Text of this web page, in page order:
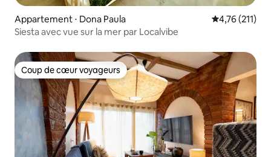
Appartement ⋅ Dona Paula Évaluation
4,76 (211)
Siesta avec vue sur la mer par Localvibe
Coup de cœur voyageurs
Coup de cœur voyageurs